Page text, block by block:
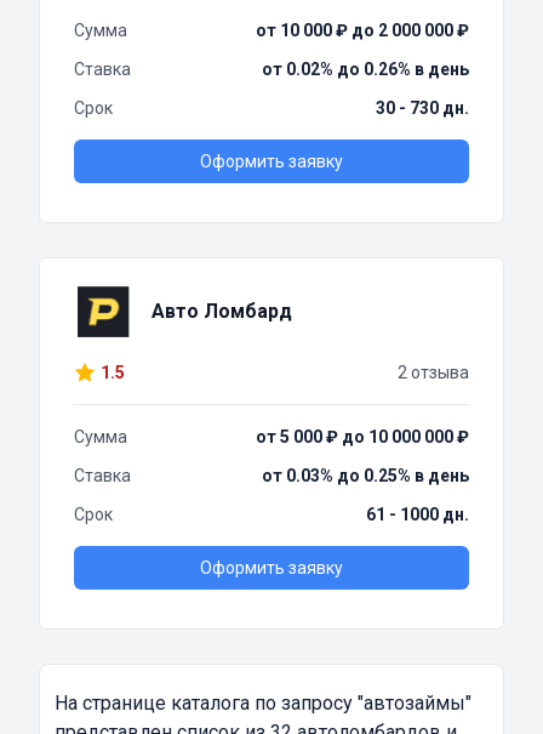
Сумма
от 10 000 ₽ до 2 000 000 ₽
Ставка
от 0.02% до 0.26% в день
Срок
30 - 730 дн.
Оформить заявку
Авто Ломбард
1.5 2 отзыва
Сумма
от 5 000 ₽ до 10 000 000 ₽
Ставка
от 0.03% до 0.25% в день
Срок
61 - 1000 дн.
Оформить заявку
На странице каталога по запросу "автозаймы"